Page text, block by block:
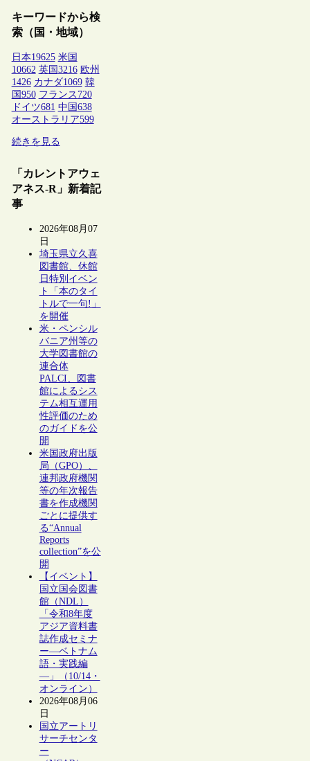
キーワードから検
索（国・地域）
日本19625 米国
10662 英国 3216 欧州
1426 カナダ1069 韓
国 950 フランス 720
ドイツ681 中国 638
オーストラリア599
続きを見る
「カレントアウェ
アネス-R」新着記
事
2026年08月07
日
埼玉県立久喜
図書館、休館
日特別イベン
ト「本のタイ
トルで一句!」
を開催
米・ペンシル
バニア州等の
大学図書館の
連合体
PALCI、図書
館によるシス
テム相互運用
性評価のため
のガイドを公
開
米国政府出版
局（GPO）、
連邦政府機関
等の年次報告
書を作成機関
ごとに提供す
る“Annual
Reports
collection”を公
開
【イベント】
国立国会図書
館（NDL）
「令和8年度
アジア資料書
誌作成セミナ
ー―ベトナム
語・実践編
―」（10/14・
オンライン）
2026年08月06
日
国立アートリ
サーチセンタ
ー